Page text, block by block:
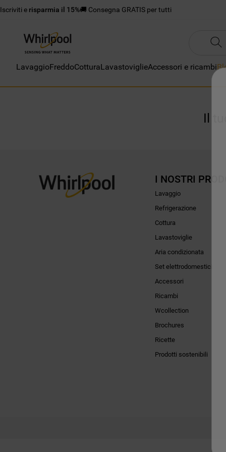
Iscriviti e risparmia il 15%🚚 Consegna GRATIS per tutti
LavaggioFreddoCotturaLavastoviglieAccessori e ricambi
Il
I NOSTRI
Lavaggio
Refrigerazione
Cottura
Lavastoviglie
Aria condizionata
Set elettrodomestici
Accessori
Ricambi
Wcollection
Brochures
Ricette
Prodotti sostenibili